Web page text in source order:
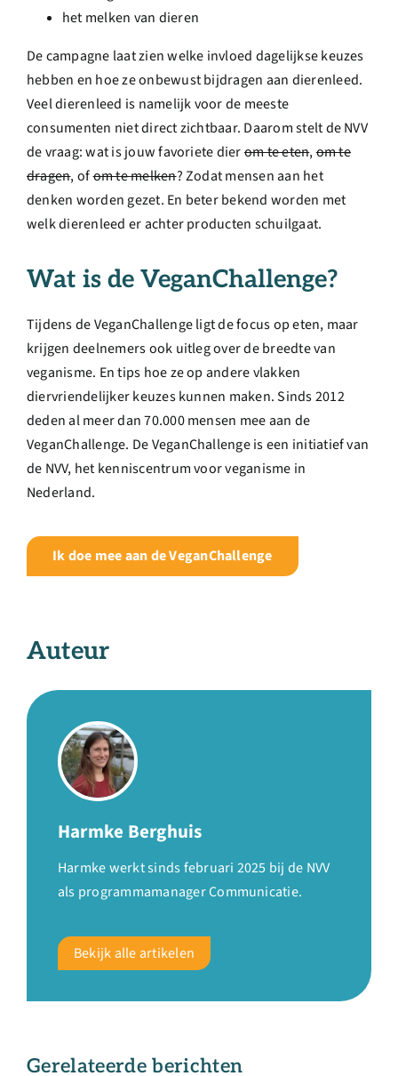
het melken van dieren
De campagne laat zien welke invloed dagelijkse keuzes
hebben en hoe ze onbewust bijdragen aan dierenleed.
Veel dierenleed is namelijk voor de meeste
consumenten niet direct zichtbaar. Daarom stelt de NVV
de vraag: wat is jouw favoriete dierom te eten,om te
dragen, ofom te melken? Zodat mensen aan het
denken worden gezet. En beter bekend worden met
welk dierenleed er achter producten schuilgaat.
Wat is de VeganChallenge?
Tijdens de VeganChallenge ligt de focus op eten, maar
krijgen deelnemers ook uitleg over de breedte van
veganisme. En tips hoe ze op andere vlakken
diervriendelijker keuzes kunnen maken. Sinds 2012
deden al meer dan 70.000 mensen mee aan de
VeganChallenge. De VeganChallenge is een initiatief van
de NVV, het kenniscentrum voor veganisme in
Nederland.
Ik doe mee aan de VeganChallenge
Auteur
Harmke Berghuis
Harmke werkt sinds februari 2025 bij de NVV
als programmamanager Communicatie.
Bekijk alle artikelen
Gerelateerde berichten